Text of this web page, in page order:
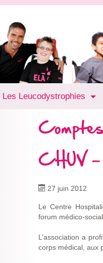
Les Leucodystrophies
CHUV
27 juin 2012
Le Centre
forum médico-
L’association a
corps médical, aux